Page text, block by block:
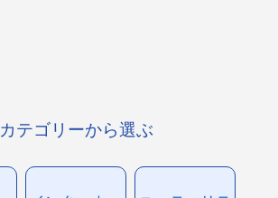
カテゴリーから選ぶ